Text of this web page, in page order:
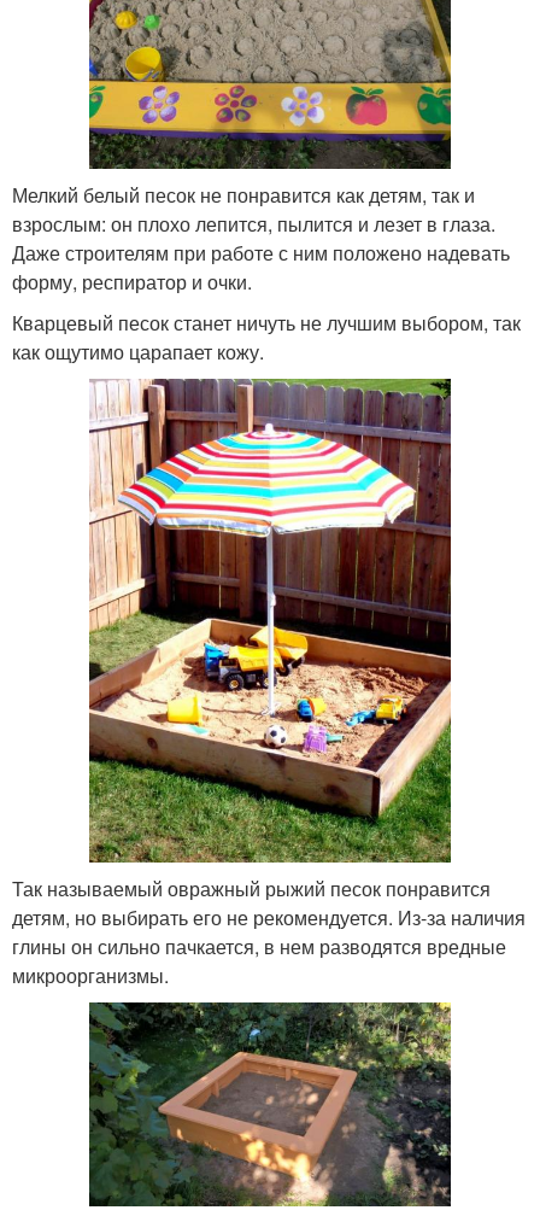
Мелкий белый песок не понравится как детям, так и
взрослым: он плохо лепится, пылится и лезет в глаза.
Даже строителям при работе с ним положено надевать
форму, респиратор и очки.
Кварцевый песок станет ничуть не лучшим выбором, так
как ощутимо царапает кожу.
Так называемый овражный рыжий песок понравится
детям, но выбирать его не рекомендуется. Из-за наличия
глины он сильно пачкается, в нем разводятся вредные
микроорганизмы.